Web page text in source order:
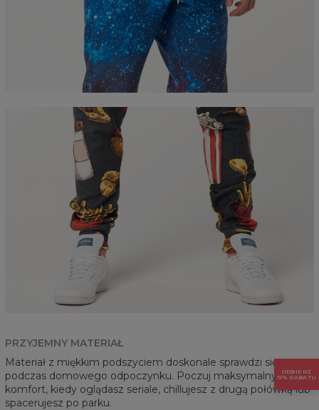
PRZYJEMNY MATERIAŁ
Materiał z miękkim podszyciem doskonale sprawdzi się
podczas domowego odpoczynku. Poczuj maksymalny
komfort, kiedy oglądasz seriale, chillujesz z drugą połówką lub
spacerujesz po parku.
ODBIERZ
15% RABATU